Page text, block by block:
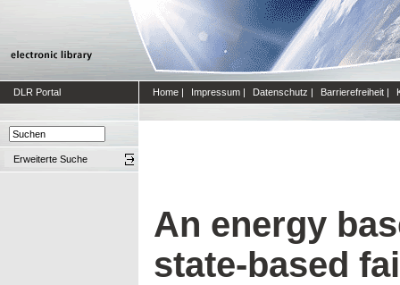
DLR Portal Home | Impressum | Datenschutz | Barrierefreiheit |
Erweiterte Suche
An energy
state-based